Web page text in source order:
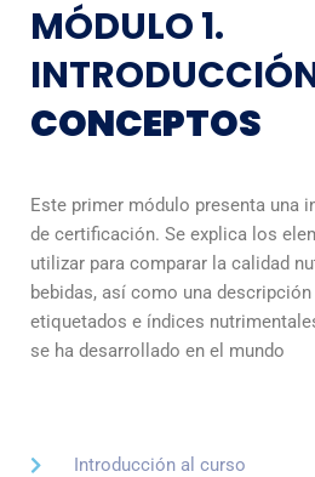
MÓDULO 1.
CONCEPTOS
Este primer módulo presenta una
de certificación. Se explica los
utilizar para comparar la calidad
bebidas, así como una
etiquetados e índices
se ha desarrollado en el mundo
Introducción al curso